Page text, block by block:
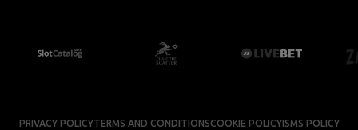
PRIVACY POLICYTERMS AND CONDITIONSCOOKIE POLICYISMS POLICY